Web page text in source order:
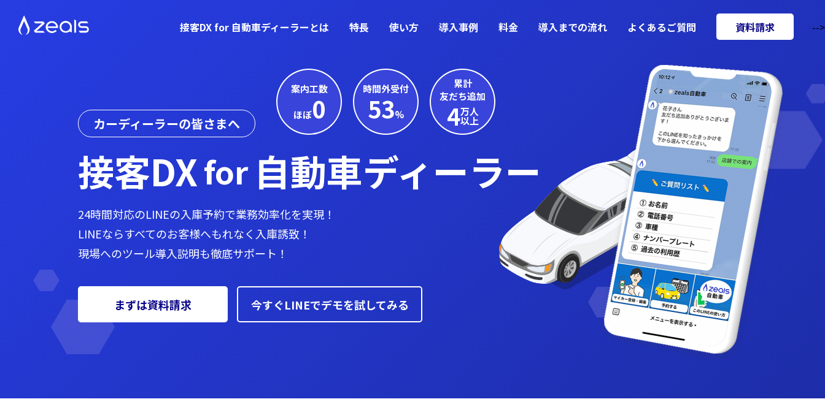
接客DX for 自動車ディーラーとは 特長 使い方 導入事例 料金 導入までの流れ よくあるご質問 資料請求 -->
カーディーラーの皆さまへ
接客DXfor 自動車ディーラー
24時間対応のLINEの入庫予約で業務効率化を実現！
LINEならすべてのお客様へもれなく入庫誘致！
現場へのツール導入説明も徹底サポート！
まずは資料請求 今すぐLINEでデモを試してみる
案内工数
ほぼ0
時間外受付
53%
累計
友だち追加
4万人
以上